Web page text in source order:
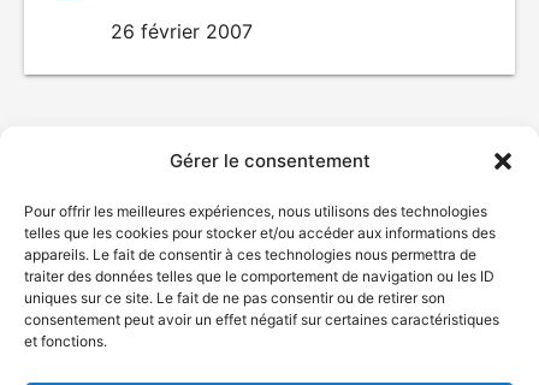
Gérer le consentement
Pour offrir les meilleures expériences, nous utilisons des technologies
telles que les cookies pour stocker et/ou accéder aux informations des
appareils. Le fait de consentir à ces technologies nous permettra de
traiter des données telles que le comportement de navigation ou les ID
uniques sur ce site. Le fait de ne pas consentir ou de retirer son
consentement peut avoir un effet négatif sur certaines caractéristiques
et fonctions.
26 février 2007